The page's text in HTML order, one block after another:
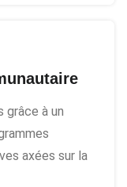
grâce à un
axées sur la